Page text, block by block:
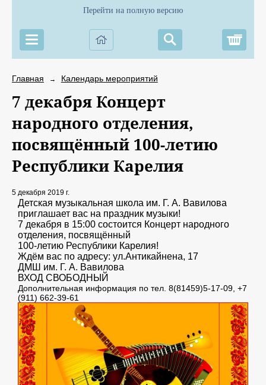
Перейти на полную версию
Главная → Календарь мероприятий
7 декабря Концерт
народного отделения,
посвящённый 100-летию
Республики Карелия
5 декабря 2019 г.
Детская музыкальная школа им. Г. А. Вавилова
приглашает вас на праздник музыки!
7 декабря в 15:00 состоится Концерт народного
отделения, посвящённый
100-летию Республики Карелия!
Ждём вас по адресу: ул.Антикайнена, 17
ДМШ им. Г. А. Вавилова
ВХОД СВОБОДНЫЙ
Дополнительная информация по тел. 8(81459)5-17-09, +7
(911) 662-39-61